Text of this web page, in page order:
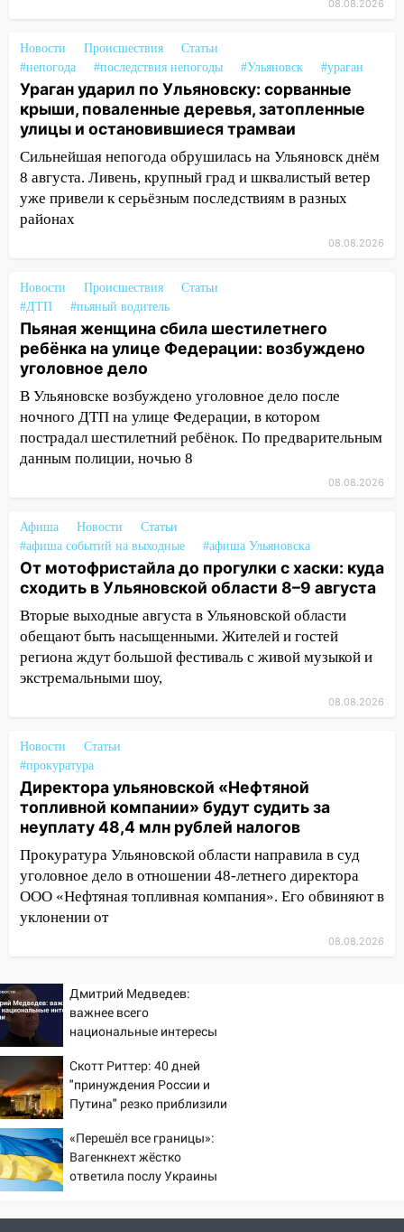
Ульяновск: дерево рухнуло на дом на
Орджоникидзе
13:47 На Нижней Террасе мощным
ветром вырвало дерево с корнем
13:46 Сильный ветер сорвал крышу с
СТО на проспекте Созидателей
13:35
13:22
Упавшие деревья перекрыли
дороги в Ульяновске: фото
13:17 Непогода в Ульяновске не
закончится сегодня: сильные ливни
сохранятся 9 августа
13:15 Трижды «брал в долг» без спроса:
житель Вешкаймского района похитил у
знакомого 191 тысячу рублей
13:12 Дерево пробило крышу дома на
Новгородской в Ульяновске и рухнуло
на электрощит
13:10 В Заволжском районе дерево
упало во дворе
13:08 Ураган ударил по Ульяновску:
сорванные крыши, поваленные деревья,
затопленные улицы и остановившиеся
12:17 Ульяновск накрыл крупный град:
после ливня город снова уходит под
воду
12:12 Прокуратура взяла на контроль
ДТП с шестилетним ребёнком на улице
Федерации
12:01 Пьяная женщина сбила
шестилетнего ребёнка на улице
Федерации: возбуждено уголовное дело
11:16
мужчину, пропавшего ещё 19 июля
10:30
От мотофристайла до прогулки с
хаски: куда сходить в Ульяновской
области 8–9 августа
10:11
Директора ульяновской
«Нефтяной топливной компании» будут
судить за неуплату 48,4 млн рублей
налогов
велосипедисты, мотоциклисты и
08.08.2026
Новости Происшествия
Статьи
#непогода
#последствия непогоды #Ульяновск #ураган
Ураган ударил по Ульяновску: сорванные
крыши, поваленные деревья, затопленные
улицы и остановившиеся трамваи
Сильнейшая непогода обрушилась на Ульяновск днём
8 августа. Ливень, крупный град и шквалистый ветер
уже привели к серьёзным последствиям в разных
районах
08.08.2026
Новости Происшествия
Статьи
#ДТП
#пьяный водитель
Пьяная женщина сбила шестилетнего
ребёнка на улице Федерации: возбуждено
уголовное дело
В Ульяновске возбуждено уголовное дело после
ночного ДТП на улице Федерации, в котором
пострадал шестилетний ребёнок. По предварительным
данным полиции, ночью 8
08.08.2026
Афиша Новости
Статьи
#афиша событий на выходные
#афиша Ульяновска
От мотофристайла до прогулки с хаски: куда
сходить в Ульяновской области 8–9 августа
Вторые выходные августа в Ульяновской области
обещают быть насыщенными. Жителей и гостей
региона ждут большой фестиваль с живой музыкой и
экстремальными шоу,
08.08.2026
Новости
Статьи
#прокуратура
Директора ульяновской «Нефтяной
топливной компании» будут судить за
неуплату 48,4 млн рублей налогов
Прокуратура Ульяновской области направила в суд
уголовное дело в отношении 48-летнего директора
ООО «Нефтяная топливная компания». Его обвиняют в
уклонении от
08.08.2026
Дмитрий Медведев:
важнее всего
национальные интересы
Скотт Риттер: 40 дней
"принуждения России и
Путина" резко приблизили
«Перешёл все границы»:
Вагенкнехт жёстко
ответила послу Украины